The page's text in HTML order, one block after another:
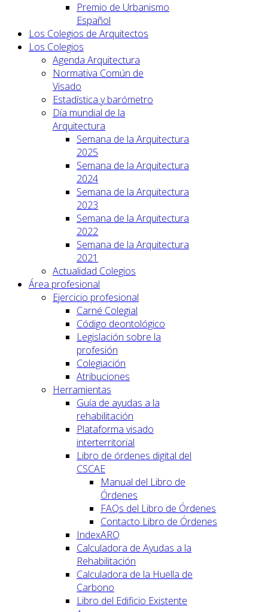
Premio de Urbanismo
Español
Los Colegios de Arquitectos
Los Colegios
Agenda Arquitectura
Normativa Común de
Visado
Estadística y barómetro
Día mundial de la
Arquitectura
Semana de la Arquitectura
2025
Semana de la Arquitectura
2024
Semana de la Arquitectura
2023
Semana de la Arquitectura
2022
Semana de la Arquitectura
2021
Actualidad Colegios
Área profesional
Ejercicio profesional
Carné Colegial
Código deontológico
Legislación sobre la
profesión
Colegiación
Atribuciones
Herramientas
Guía de ayudas a la
rehabilitación
Plataforma visado
interterritorial
Libro de órdenes digital del
CSCAE
Manual del Libro de
Órdenes
FAQs del Libro de Órdenes
Contacto Libro de Órdenes
IndexARQ
Calculadora de Ayudas a la
Rehabilitación
Calculadora de la Huella de
Carbono
Libro del Edificio Existente